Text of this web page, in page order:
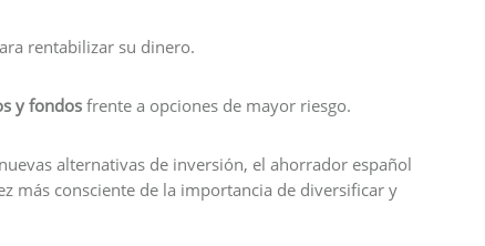
rentabilizar su dinero.
y fondosfrente a opciones de mayor riesgo.
alternativas de inversión, el ahorrador español
más consciente de la importancia de diversificar y